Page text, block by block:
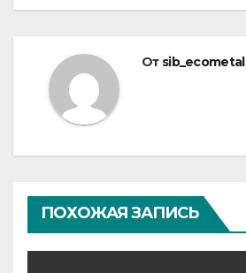
От sib_ecometal
ПОХОЖАЯ ЗАПИСЬ